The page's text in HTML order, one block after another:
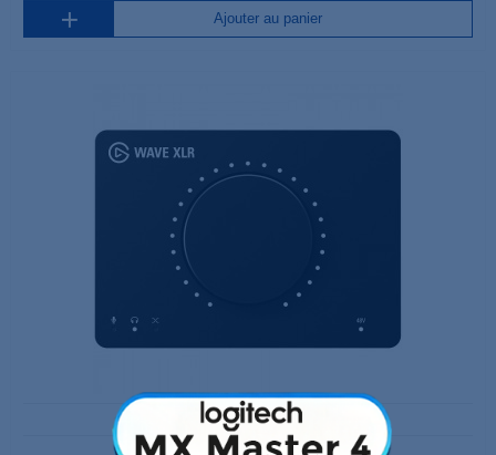
Ajouter au panier
Elgato Wave XLR